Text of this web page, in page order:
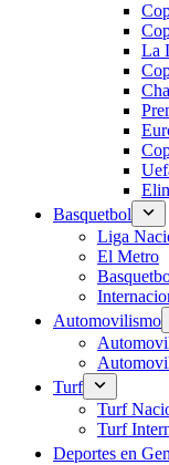
La
Basquetbol
Liga
El Metro
Automovilismo
Turf
Turf
Turf
Deportes en